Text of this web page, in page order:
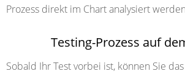
Prozess direkt im Chart analysiert
Testing-Prozess auf
Sobald Ihr Test vorbei ist, können Sie